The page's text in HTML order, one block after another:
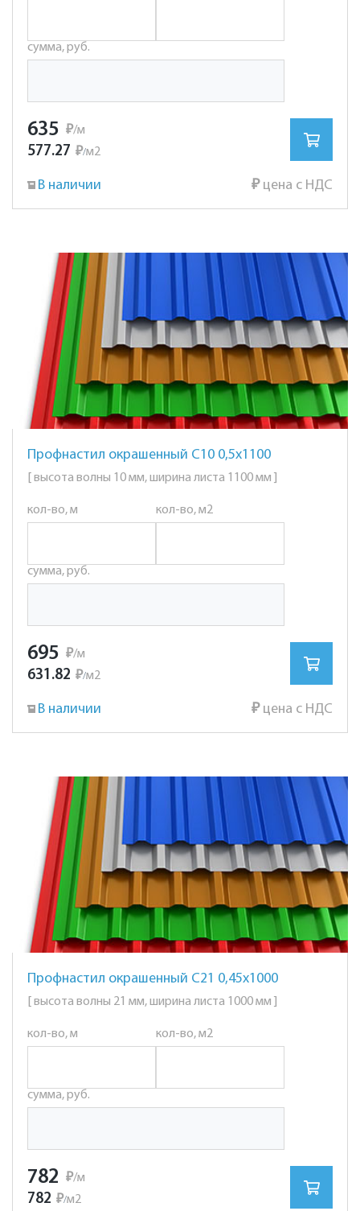
сумма, руб.
635 ₽/м
577.27 ₽/м2
В наличии ₽цена с НДС
Профнастил окрашенный С10 0,5х1100
[ высота волны 10 мм, ширина листа 1100 мм ]
кол-во, м кол-во, м2
сумма, руб.
695 ₽/м
631.82 ₽/м2
В наличии ₽цена с НДС
Профнастил окрашенный С21 0,45х1000
[ высота волны 21 мм, ширина листа 1000 мм ]
кол-во, м кол-во, м2
сумма, руб.
782 ₽/м
782 ₽/м2